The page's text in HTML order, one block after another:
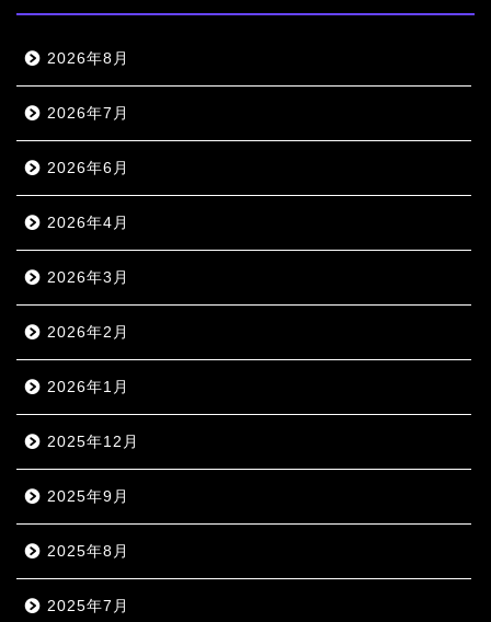
2026年8月
2026年7月
2026年6月
2026年4月
2026年3月
2026年2月
2026年1月
2025年12月
2025年9月
2025年8月
2025年7月